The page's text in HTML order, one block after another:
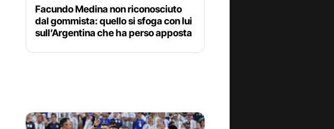
Facundo Medina non riconosciuto
dal gommista: quello si sfoga con lui
sull’Argentina che ha perso apposta